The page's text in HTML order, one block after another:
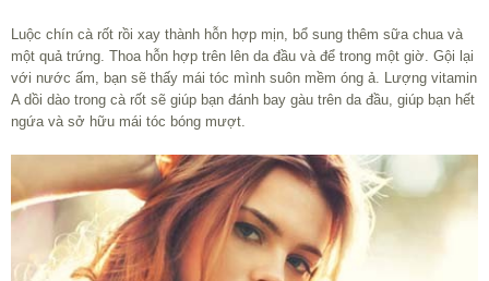
Luộc chín cà rốt rồi xay thành hỗn hợp mịn, bổ sung thêm sữa chua và
một quả trứng. Thoa hỗn hợp trên lên da đầu và để trong một giờ. Gội lại
với nước ấm, bạn sẽ thấy mái tóc mình suôn mềm óng ả. Lượng vitamin
A dồi dào trong cà rốt sẽ giúp bạn đánh bay gàu trên da đầu, giúp bạn hết
ngứa và sở hữu mái tóc bóng mượt.